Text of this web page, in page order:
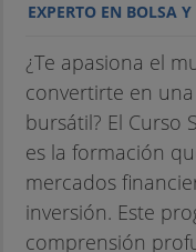
EXPERTO EN BOLSA
¿Te apasiona el
convertirte en
bursátil? El Curso
es la formación
mercados
inversión. Este
comprensión